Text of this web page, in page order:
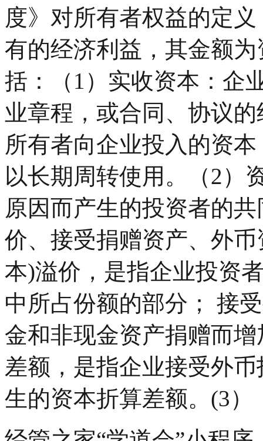
度》对所有者权益的定
有的经济利益，其金额
括：（1）实收资本：企
业章程，或合同、协议
所有者向企业投入的资
以长期周转使用。（2）
原因而产生的投资者的
价、接受捐赠资产、外
本)溢价，是指企业投资
中所占份额的部分； 接
金和非现金资产捐赠而
差额，是指企业接受外
生的资本折算差额。(3）